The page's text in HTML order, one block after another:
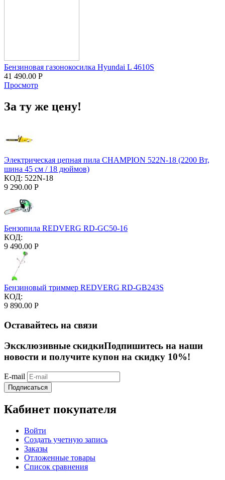
Бензиновая газонокосилка Hyundai L 4610S
41 490.00 Р
Просмотр
За ту же цену!
Электрическая цепная пила CHAMPION 522N-18 (2200 Вт,
шина 45 см / 18 дюймов)
КОД: 522N-18
9 290.00 Р
Бензопила REDVERG RD-GC50-16
КОД:
9 490.00 Р
Бензиновый триммер REDVERG RD-GB243S
КОД:
9 890.00 Р
Оставайтесь на связи
Эксклюзивные скидкиПодпишитесь на наши
новости и получите купон на скидку 10%!
E-mail
Подписаться
Кабинет покупателя
Войти
Создать учетную запись
Заказы
Отложенные товары
Список сравнения